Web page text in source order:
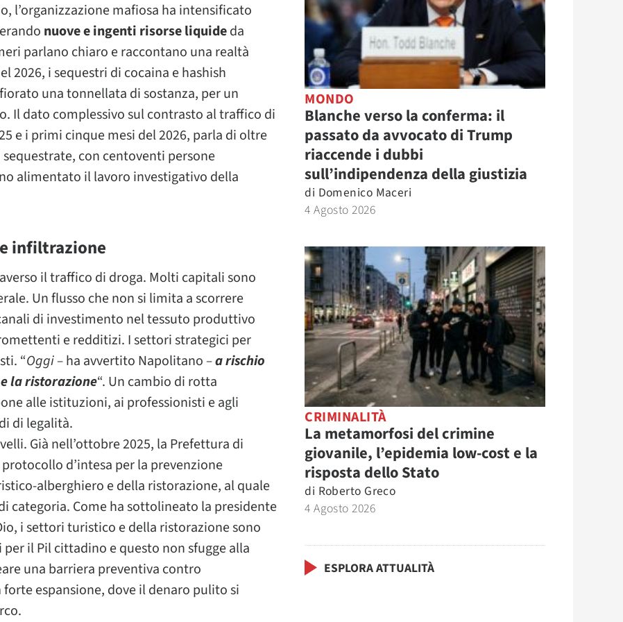
l’organizzazione mafiosa ha intensificato
nuove e ingenti risorse liquideda
parlano chiaro e raccontano una realtà
2026, i sequestri di cocaina e hashish
una tonnellata di sostanza, per un
Il dato complessivo sul contrasto al traffico di
e i primi cinque mesi del 2026, parla di oltre
con centoventi persone
alimentato il lavoro investigativo della
infiltrazione
il traffico di droga. Molti capitali sono
Un flusso che non si limita a scorrere
di investimento nel tessuto produttivo
e redditizi. I settori strategici per
“Oggi –ha avvertito Napolitano–a rischio
la ristorazione“. Un cambio di rotta
alle istituzioni, ai professionisti e agli
di legalità.
Già nell’ottobre 2025, la Prefettura di
d’intesa per la prevenzione
alberghiero e della ristorazione, al quale
categoria. Come ha sottolineato la presidente
i settori turistico e della ristorazione sono
il Pil cittadino e questo non sfugge alla
una barriera preventiva contro
espansione, dove il denaro pulito si
MONDO
Blanche verso la conferma: il
passato da avvocato di Trump
riaccende i dubbi
sull’indipendenza della giustizia
di Domenico Maceri
4 Agosto 2026
CRIMINALITÀ
La metamorfosi del crimine
giovanile, l’epidemia low-cost e la
risposta dello Stato
di Roberto Greco
4 Agosto 2026
ESPLORA ATTUALITÀ